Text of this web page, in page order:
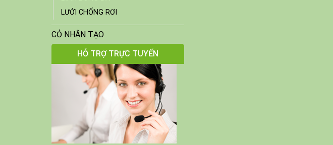
LƯỚI CHỐNG RƠI
CỎ NHÂN TẠO
HỖ TRỢ TRỰC TUYẾN